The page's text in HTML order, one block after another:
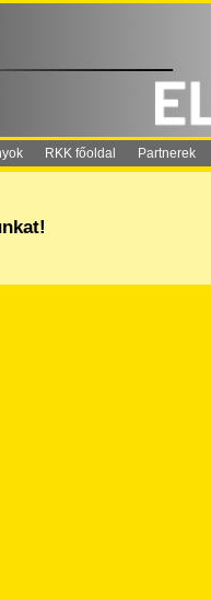
RKK főoldal Partnerek